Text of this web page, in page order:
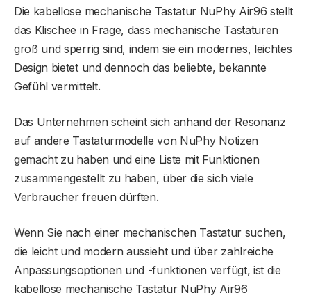
Die kabellose mechanische Tastatur NuPhy Air96 stellt
das Klischee in Frage, dass mechanische Tastaturen
groß und sperrig sind, indem sie ein modernes, leichtes
Design bietet und dennoch das beliebte, bekannte
Gefühl vermittelt.
Das Unternehmen scheint sich anhand der Resonanz
auf andere Tastaturmodelle von NuPhy Notizen
gemacht zu haben und eine Liste mit Funktionen
zusammengestellt zu haben, über die sich viele
Verbraucher freuen dürften.
Wenn Sie nach einer mechanischen Tastatur suchen,
die leicht und modern aussieht und über zahlreiche
Anpassungsoptionen und -funktionen verfügt, ist die
kabellose mechanische Tastatur NuPhy Air96